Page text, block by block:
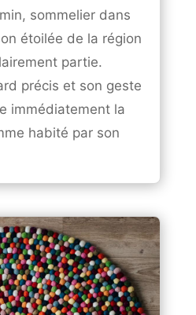
sommelier dans
étoilée de la région
partie.
précis et son geste
immédiatement la
habité par son